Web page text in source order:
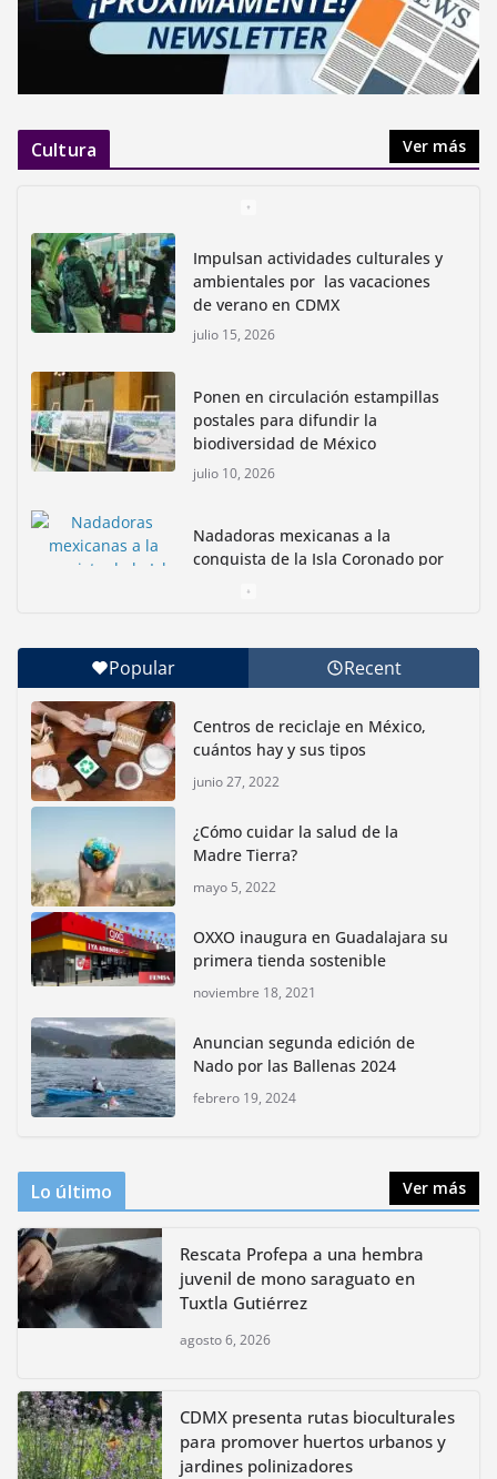
Cultura Ver más
Impulsan actividades culturales y
ambientales por las vacaciones
de verano en CDMX
julio 15, 2026
Ponen en circulación estampillas
postales para difundir la
biodiversidad de México
julio 10, 2026
Nadadoras mexicanas a la
conquista de la Isla Coronado por
Con jornada informativa, Profepa y Humane World
for Animals buscan inhibir tráfico de aves
junio 15, 2026
Inauguran nuevo Embarcadero Cuemanco para
reactivar la zona lacustre de Xochimilco
junio 4, 2026
Rompe CDMX récords Reto Naturalista Urbano 2026 y
lidera la biodiversidad nacional
mayo 18, 2026
bioculturales para promover
huertos urbanos y jardines
polinizadores
Popular Recent
Centros de reciclaje en México,
cuántos hay y sus tipos
junio 27, 2022
¿Cómo cuidar la salud de la
Madre Tierra?
mayo 5, 2022
OXXO inaugura en Guadalajara su
primera tienda sostenible
noviembre 18, 2021
Anuncian segunda edición de
Nado por las Ballenas 2024
febrero 19, 2024
Lo último Ver más
Rescata Profepa a una hembra
juvenil de mono saraguato en
Tuxtla Gutiérrez
agosto 6, 2026
CDMX presenta rutas bioculturales
para promover huertos urbanos y
jardines polinizadores